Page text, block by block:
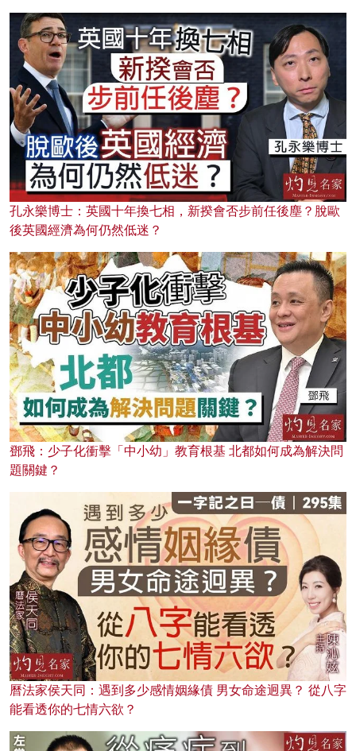
孔永樂博士：英國十年換七相，新揆會否步前任後塵？脫歐
後英國經濟為何仍然低迷？
鄧飛：少子化衝擊「中小幼」教育根基 北都如何成為解決問
題關鍵？
曆法家侯天同：遇到多少感情姻緣債 男女命途迥異？ 從八字
能看透你的七情六欲？